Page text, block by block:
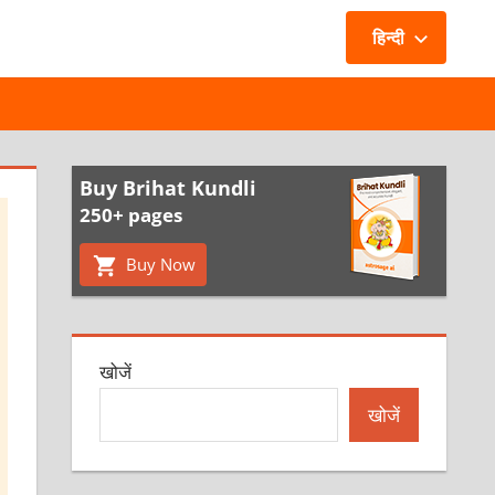
हिन्दी
Buy Brihat Kundli
250+ pages
Buy Now
खोजें
खोजें